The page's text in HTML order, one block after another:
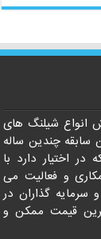
انواع شیلنگ های
چندین ساله
اختیار دارد با
و فعالیت می
سرمایه گذاران در
قیمت ممکن و